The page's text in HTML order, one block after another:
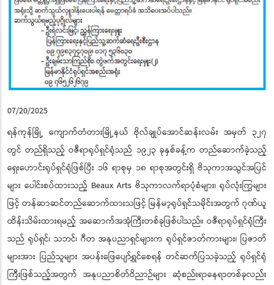
07/20/2025
ရန်ကုန်မြို့ ကျောက်တံတားမြို့နယ် ဗိုလ်ချုပ်အောင်ဆန်းလမ်း အမှတ် ၃၂၇
တွင် တည်ရှိသည့် ဝဇီရာရုပ်ရှင်ရုံသည် ၁၉၂၃ ခုနှစ်ခန့်က တည်ဆောက်ခဲ့သည့်
ရှေးဟောင်းရုပ်ရှင်ရုံဖြစ်ပြီး ၁၆ ရာစုမှ ၁၈ ရာစုအတွင်းရှိ ဗိသုကာအသွင်အပြင်
များ ပေါင်းစပ်ထားသည့် Beaux Arts ဗိသုကာလက်ရာပုံစံများ၊ ရုပ်လုံးကြွများ
ဖြင့် တန်ဆာဆင်တည်ဆောက်ထားသဖြင့် မြန်မာ့ရုပ်ရှင်သမိုင်းအတွက် ဂုဏ်ယူ
ထိန်းသိမ်းထားရမည့် အဆောက်အအုံကြီးတစ်ခုဖြစ်ပါသည်။ ဝဇီရာရုပ်ရှင်ရုံကြီး
သည် ရုပ်ရှင်၊ သဘင်၊ ဂီတ အနုပညာရှင်များက ရုပ်ရှင်ဇာတ်ကားများ၊ ပြဇာတ်
များအား ပြည်သူများ အပန်းဖြေပျော်ရွှင်စေရန် တင်ဆက်ပြသခဲ့သည့် ရုပ်ရှင်ရုံ
ကြီးဖြစ်သည့်အတွက် အနုပညာစိတ်ဝိညာဉ်များ ဆုံစည်းရာနေရာတစ်ခုလည်း